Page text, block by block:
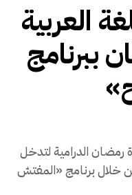
العربية
ببرنامج
رمضان الدرامية لتدخل
خلال برنامج «المفتش